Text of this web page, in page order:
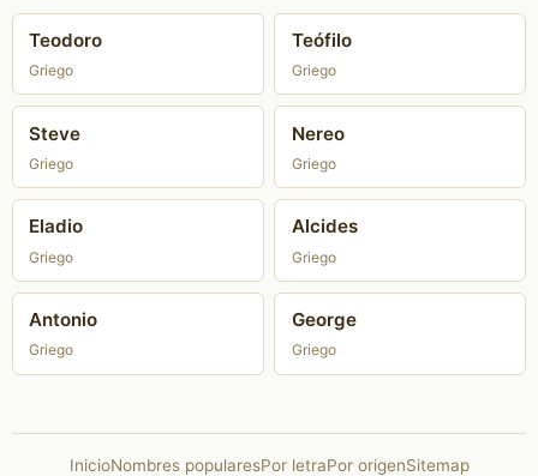
Teodoro
Griego
Teófilo
Griego
Steve
Griego
Nereo
Griego
Eladio
Griego
Alcides
Griego
Antonio
Griego
George
Griego
InicioNombres popularesPor letraPor origenSitemap